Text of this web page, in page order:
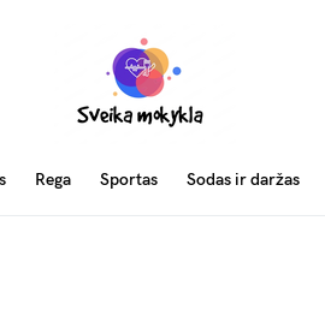
Rega Sportas Sodas ir daržas